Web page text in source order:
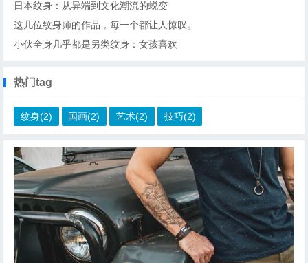
日本纹身：从异端到文化潮流的蜕变
这几位纹身师的作品，每一个都让人惊叹。
小伙全身几乎都是另类纹身：女孩喜欢
热门tag
纹身(2) 国画(2) 艺术(2) 技巧(2)